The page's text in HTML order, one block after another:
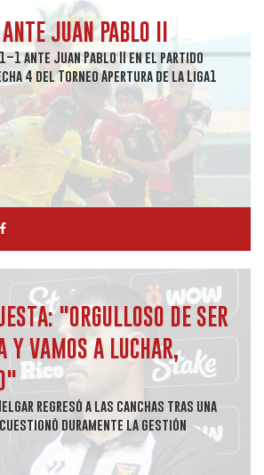
JUAN PABLO II
ante Juan Pablo II en el partido
4 del Torneo Apertura de la Liga1
"ORGULLOSO DE SER
Y VAMOS A LUCHAR,
regresó a las canchas tras una
duramente la gestión